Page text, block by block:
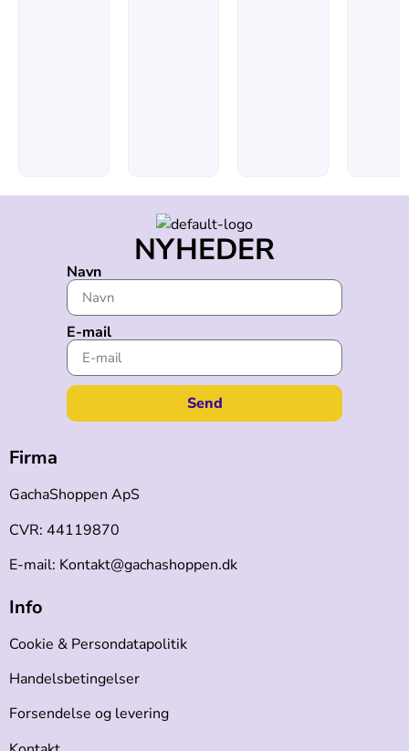
NYHEDER
Navn
E-mail
Send
Firma
GachaShoppen ApS
CVR: 44119870
E-mail: Kontakt@gachashoppen.dk
Info
Cookie & Persondatapolitik
Handelsbetingelser
Forsendelse og levering